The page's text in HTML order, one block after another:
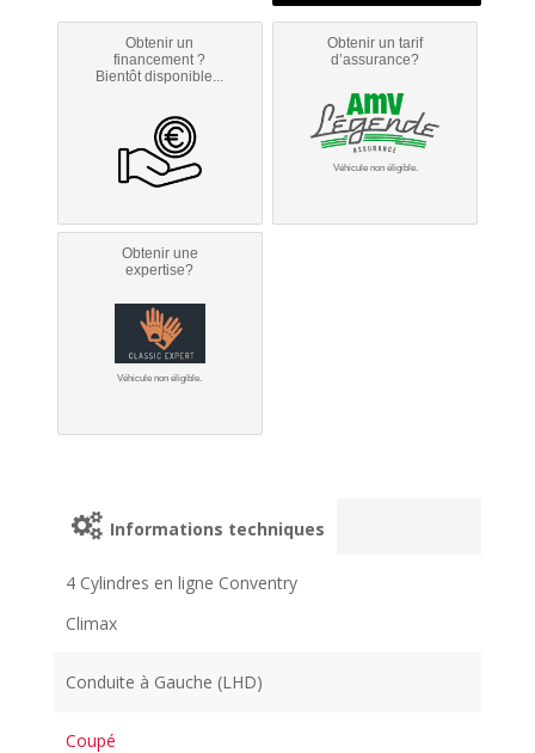
Obtenir un
financement ?
Bientôt disponible...
Obtenir un tarif
d’assurance?
Véhicule non éligible.
Obtenir une
expertise?
Véhicule non éligible.
Informations techniques
4 Cylindres en ligne Conventry
Climax
Conduite à Gauche (LHD)
Coupé